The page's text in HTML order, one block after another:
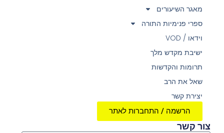
מאגר השיעורים
ספרי פנימיות התורה
וידאו / VOD
ישיבת מקדש מלך
תרומות והקדשות
שאל את הרב
יצירת קשר
הרשמה / התחברות לאתר
צור קשר